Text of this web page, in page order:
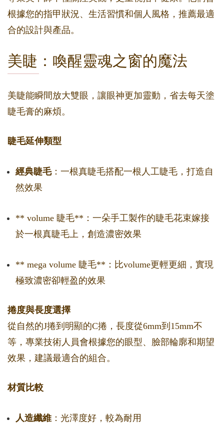
根據您的指甲狀況、生活習慣和個人風格，推薦最適
合的設計與產品。
美睫：喚醒靈魂之窗的魔法
美睫能瞬間放大雙眼，讓眼神更加靈動，省去每天塗
睫毛膏的麻煩。
睫毛延伸類型
經典睫毛：一根真睫毛搭配一根人工睫毛，打造自
然效果
** volume 睫毛**：一朵手工製作的睫毛花束嫁接
於一根真睫毛上，創造濃密效果
** mega volume 睫毛**：比volume更輕更細，實現
極致濃密卻輕盈的效果
捲度與長度選擇
從自然的J捲到明顯的C捲，長度從6mm到15mm不
等，專業技術人員會根據您的眼型、臉部輪廓和期望
效果，建議最適合的組合。
材質比較
人造纖維 ：光澤度好，較為耐用